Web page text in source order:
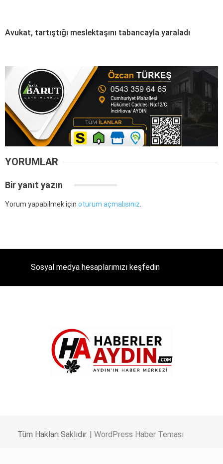
Avukat, tartıştığı meslektaşını tabancayla yaraladı
YORUMLAR
Bir yanıt yazın
Yorum yapabilmek için oturum açmalısınız.
Sosyal medya hesaplarımızı keşfedin
Tüm Hakları Saklıdır. | WordPress Haber Teması